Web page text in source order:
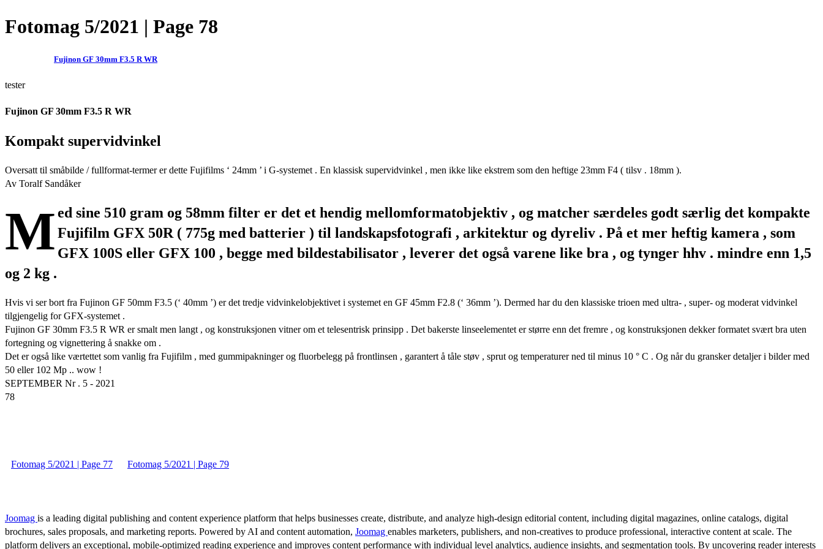
Fotomag 5/2021 | Page 78
Fujinon GF 30mm F3.5 R WR
tester
Fujinon GF 30mm F3.5 R WR
Kompakt supervidvinkel
Oversatt til småbilde / fullformat-termer er dette Fujifilms ‘ 24mm ’ i G-systemet . En klassisk supervidvinkel , men ikke like ekstrem som den heftige 23mm F4 ( tilsv . 18mm ).
Av Toralf Sandåker
Med sine 510 gram og 58mm filter er det et hendig mellomformatobjektiv , og matcher særdeles godt særlig det kompakte
Fujifilm GFX 50R ( 775g med batterier ) til landskapsfotografi , arkitektur og dyreliv . På et mer heftig kamera , som
GFX 100S eller GFX 100 , begge med bildestabilisator , leverer det også varene like bra , og tynger hhv . mindre enn 1,5
og 2 kg .
Hvis vi ser bort fra Fujinon GF 50mm F3.5 (‘ 40mm ’) er det tredje vidvinkelobjektivet i systemet en GF 45mm F2.8 (‘ 36mm ’). Dermed har du den klassiske trioen med ultra- , super- og moderat vidvinkel
tilgjengelig for GFX-systemet .
Fujinon GF 30mm F3.5 R WR er smalt men langt , og konstruksjonen vitner om et telesentrisk prinsipp . Det bakerste linseelementet er større enn det fremre , og konstruksjonen dekker formatet svært bra uten
fortegning og vignettering å snakke om .
Det er også like værtettet som vanlig fra Fujifilm , med gummipakninger og fluorbelegg på frontlinsen , garantert å tåle støv , sprut og temperaturer ned til minus 10 ° C . Og når du gransker detaljer i bilder med
50 eller 102 Mp .. wow !
SEPTEMBER Nr . 5 - 2021
78
Fotomag 5/2021 | Page 77 Fotomag 5/2021 | Page 79
Joomag is a leading digital publishing and content experience platform that helps businesses create, distribute, and analyze high-design editorial content, including digital magazines, online catalogs, digital
brochures, sales proposals, and marketing reports. Powered by AI and content automation, Joomag enables marketers, publishers, and non-creatives to produce professional, interactive content at scale. The
platform delivers an exceptional, mobile-optimized reading experience and improves content performance with individual level analytics, audience insights, and segmentation tools. By uncovering reader interests